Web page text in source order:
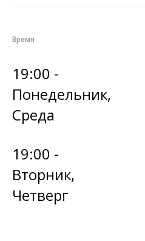
Время
19:00 -
Понедельник,
Среда
19:00 -
Вторник,
Четверг